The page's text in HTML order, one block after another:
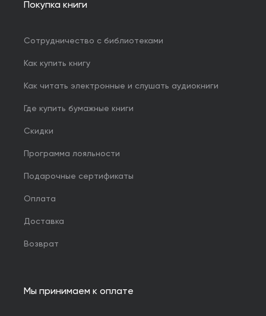
Покупка книги
Сотрудничество с библиотеками
Как купить книгу
Как читать электронные и слушать аудиокниги
Где купить бумажные книги
Скидки
Программа лояльности
Подарочные сертификаты
Оплата
Доставка
Возврат
Мы принимаем к оплате